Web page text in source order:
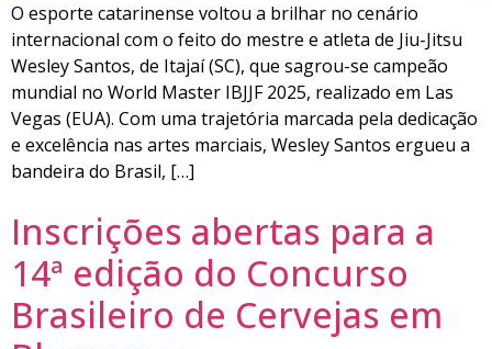
O esporte catarinense voltou a brilhar no cenário
internacional com o feito do mestre e atleta de Jiu-Jitsu
Wesley Santos, de Itajaí (SC), que sagrou-se campeão
mundial no World Master IBJJF 2025, realizado em Las
Vegas (EUA). Com uma trajetória marcada pela dedicação
e excelência nas artes marciais, Wesley Santos ergueu a
bandeira do Brasil, […]
Inscrições abertas para a
14ª edição do Concurso
Brasileiro de Cervejas em